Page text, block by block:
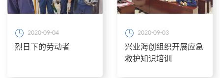
2020-09-04
烈日下的劳动者
2020-09-03
兴业海创组织开展应急
救护知识培训